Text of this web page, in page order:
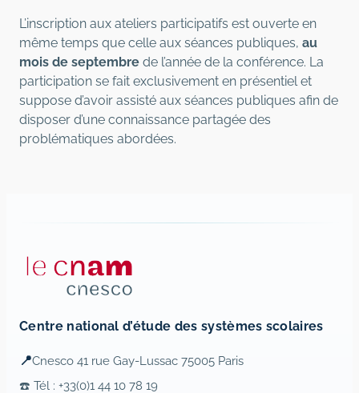
L’inscription aux ateliers participatifs est ouverte en
même temps que celle aux séances publiques, au
mois de septembre de l’année de la conférence. La
participation se fait exclusivement en présentiel et
suppose d’avoir assisté aux séances publiques afin de
disposer d’une connaissance partagée des
problématiques abordées.
Centre national d’étude des systèmes scolaires
📍Cnesco 41 rue Gay-Lussac 75005 Paris
☎️ Tél : +33(0)1 44 10 78 19